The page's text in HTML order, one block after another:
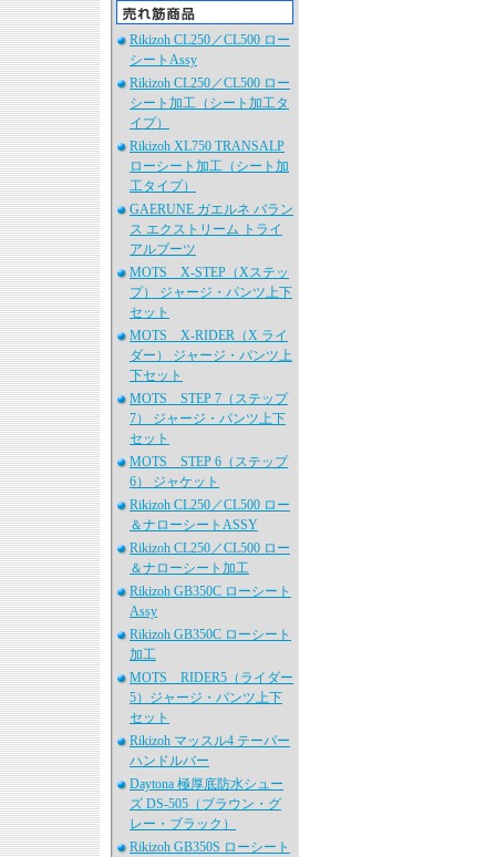
Rikizoh CL250／CL500 ロー
シートAssy
Rikizoh CL250／CL500 ロー
シート加工（シート加工タ
イプ）
Rikizoh XL750 TRANSALP
ローシート加工（シート加
工タイプ）
GAERUNE ガエルネ バラン
ス エクストリーム トライ
アルブーツ
MOTS X-STEP（Xステッ
プ） ジャージ・パンツ上下
セット
MOTS X-RIDER（X ライ
ダー） ジャージ・パンツ上
下セット
MOTS STEP 7（ステップ
7） ジャージ・パンツ上下
セット
MOTS STEP 6（ステップ
6） ジャケット
Rikizoh CL250／CL500 ロー
＆ナローシートASSY
Rikizoh CL250／CL500 ロー
＆ナローシート加工
Rikizoh GB350C ローシート
Assy
Rikizoh GB350C ローシート
加工
MOTS RIDER5（ライダー
5）ジャージ・パンツ上下
セット
Rikizoh マッスル4 テーパー
ハンドルバー
Daytona 極厚底防水シュー
ズ DS-505（ブラウン・グ
レー・ブラック）
Rikizoh GB350S ローシート